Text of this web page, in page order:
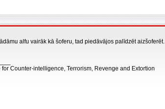
alfu vairāk kā šoferu, tad piedāvājos palīdzēt aizšoferēt.
Counter-intelligence, Terrorism, Revenge and Extortion